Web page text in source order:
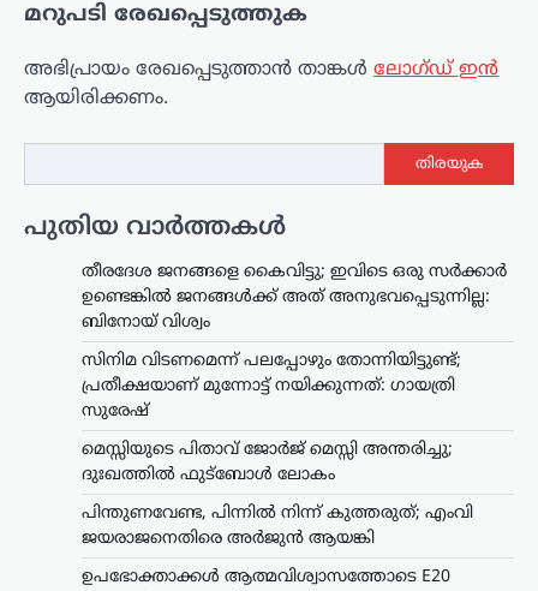
മറുപടി രേഖപ്പെടുത്തുക
അഭിപ്രായം രേഖപ്പെടുത്താ‍ൻ താങ്കൾ ലോഗ്ഡ് ഇൻ
ആയിരിക്കണം.
തിരയുക
പുതിയ വാർത്തകൾ
തീരദേശ ജനങ്ങളെ കൈവിട്ടു; ഇവിടെ ഒരു സര്‍ക്കാര്‍
ഉണ്ടെങ്കില്‍ ജനങ്ങള്‍ക്ക് അത് അനുഭവപ്പെടുന്നില്ല:
ബിനോയ് വിശ്വം
സിനിമ വിടണമെന്ന് പലപ്പോഴും തോന്നിയിട്ടുണ്ട്;
പ്രതീക്ഷയാണ് മുന്നോട്ട് നയിക്കുന്നത്: ഗായത്രി
സുരേഷ്
മെസ്സിയുടെ പിതാവ് ജോർജ് മെസ്സി അന്തരിച്ചു;
ദുഃഖത്തിൽ ഫുട്ബോൾ ലോകം
പിന്തുണവേണ്ട, പിന്നില്‍ നിന്ന് കുത്തരുത്; എംവി
ജയരാജനെതിരെ അര്‍ജുന്‍ ആയങ്കി
ഉപഭോക്താക്കൾ ആത്മവിശ്വാസത്തോടെ E20